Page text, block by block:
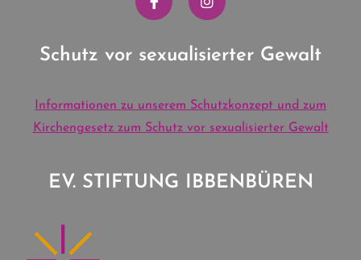
Schutz vor sexualisierter Gewalt
Informationen zu unserem Schutzkonzept und zum
Kirchengesetz zum Schutz vor sexualisierter Gewalt
EV. STIFTUNG IBBENBÜREN